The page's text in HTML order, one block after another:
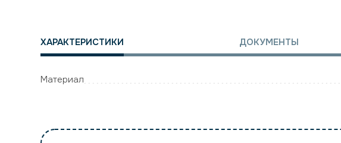
ХАРАКТЕРИСТИКИ ДОКУМЕНТЫ
Материал